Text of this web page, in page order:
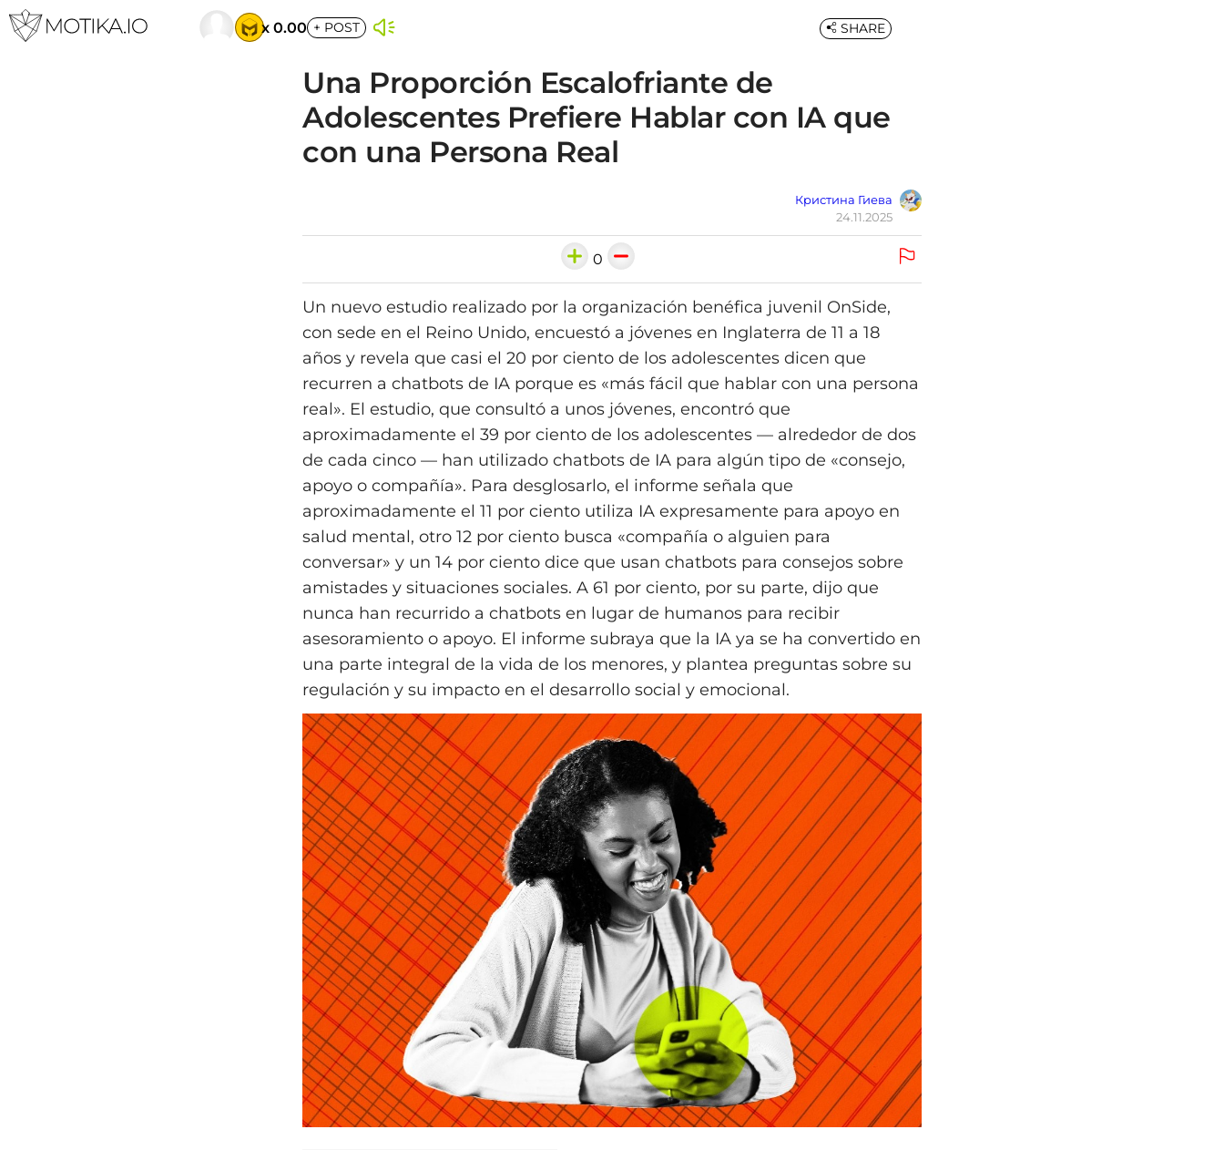
x 0.00 + POST
Una Proporción Escalofriante de
Adolescentes Prefiere Hablar con IA que
con una Persona Real
Кристина Гиева
24.11.2025
SHARE
0
Un nuevo estudio realizado por la organización benéfica juvenil OnSide,
con sede en el Reino Unido, encuestó a jóvenes en Inglaterra de 11 a 18
años y revela que casi el 20 por ciento de los adolescentes dicen que
recurren a chatbots de IA porque es «más fácil que hablar con una persona
real». El estudio, que consultó a unos jóvenes, encontró que
aproximadamente el 39 por ciento de los adolescentes — alrededor de dos
de cada cinco — han utilizado chatbots de IA para algún tipo de «consejo,
apoyo o compañía». Para desglosarlo, el informe señala que
aproximadamente el 11 por ciento utiliza IA expresamente para apoyo en
salud mental, otro 12 por ciento busca «compañía o alguien para
conversar» y un 14 por ciento dice que usan chatbots para consejos sobre
amistades y situaciones sociales. A 61 por ciento, por su parte, dijo que
nunca han recurrido a chatbots en lugar de humanos para recibir
asesoramiento o apoyo. El informe subraya que la IA ya se ha convertido en
una parte integral de la vida de los menores, y plantea preguntas sobre su
regulación y su impacto en el desarrollo social y emocional.